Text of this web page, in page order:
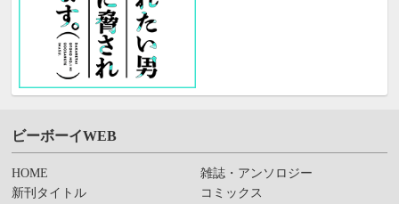
ビーボーイWEB
HOME
新刊タイトル
雑誌・アンソロジー
コミックス